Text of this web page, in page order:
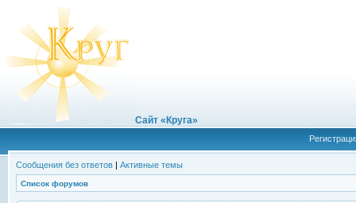
Сайт «Круга»
Сообщения без ответов | Активные темы
Список форумов